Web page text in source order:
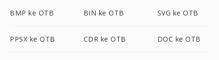
BMP ke OTB BIN ke OTB SVG ke OTB
PPSX ke OTB CDR ke OTB DOC ke OTB